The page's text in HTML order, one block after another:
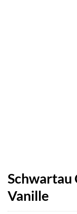
Schwartau
Vanille